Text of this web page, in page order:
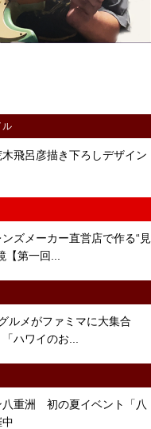
ル
飛呂彦描き下ろしデザイン
ズメーカー直営店で作る“見
【第一回...
ルメがファミマに大集合
ハワイのお...
八重洲 初の夏イベント「八